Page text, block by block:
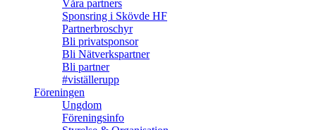
Våra partners
Sponsring i Skövde HF
Partnerbroschyr
Bli privatsponsor
Bli Nätverkspartner
Bli partner
#viställerupp
Föreningen
Ungdom
Föreningsinfo